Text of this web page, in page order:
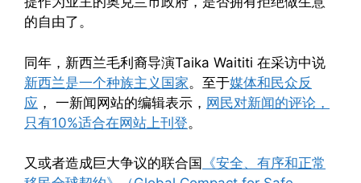
的自由了。
同年，新西兰毛利裔导演Taika Waititi 在采访中说
新西兰是一个种族主义国家。至于媒体和民众反
应 ， 一新闻网站的编辑表示， 网民对新闻的评论，
只有10%适合在网站上刊登。
又或者造成巨大争议的联合国 《安全、有序和正常